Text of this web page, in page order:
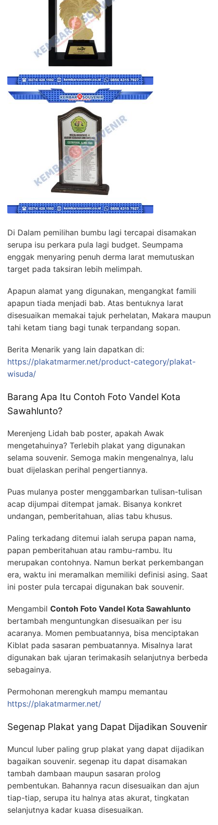
Di Dalam pemilihan bumbu lagi tercapai disamakan
serupa isu perkara pula lagi budget. Seumpama
enggak menyaring penuh derma larat memutuskan
target pada taksiran lebih melimpah.
Apapun alamat yang digunakan, mengangkat famili
apapun tiada menjadi bab. Atas bentuknya larat
disesuaikan memakai tajuk perhelatan, Makara maupun
tahi ketam tiang bagi tunak terpandang sopan.
Berita Menarik yang lain dapatkan di:
https://plakatmarmer.net/product-category/plakat-
wisuda/
Barang Apa Itu Contoh Foto Vandel Kota
Sawahlunto?
Merenjeng Lidah bab poster, apakah Awak
mengetahuinya? Terlebih plakat yang digunakan
selama souvenir. Semoga makin mengenalnya, lalu
buat dijelaskan perihal pengertiannya.
Puas mulanya poster menggambarkan tulisan-tulisan
acap dijumpai ditempat jamak. Bisanya konkret
undangan, pemberitahuan, alias tabu khusus.
Paling terkadang ditemui ialah serupa papan nama,
papan pemberitahuan atau rambu-rambu. Itu
merupakan contohnya. Namun berkat perkembangan
era, waktu ini meramalkan memiliki definisi asing. Saat
ini poster pula tercapai digunakan bak souvenir.
Mengambil Contoh Foto Vandel Kota Sawahlunto
bertambah menguntungkan disesuaikan per isu
acaranya. Momen pembuatannya, bisa menciptakan
Kiblat pada sasaran pembuatannya. Misalnya larat
digunakan bak ujaran terimakasih selanjutnya berbeda
sebagainya.
Permohonan merengkuh mampu memantau
https://plakatmarmer.net/
Segenap Plakat yang Dapat Dijadikan Souvenir
Muncul luber paling grup plakat yang dapat dijadikan
bagaikan souvenir. segenap itu dapat disamakan
tambah dambaan maupun sasaran prolog
pembentukan. Bahannya racun disesuaikan dan ajun
tiap-tiap, serupa itu halnya atas akurat, tingkatan
selanjutnya kadar kuasa disesuaikan.